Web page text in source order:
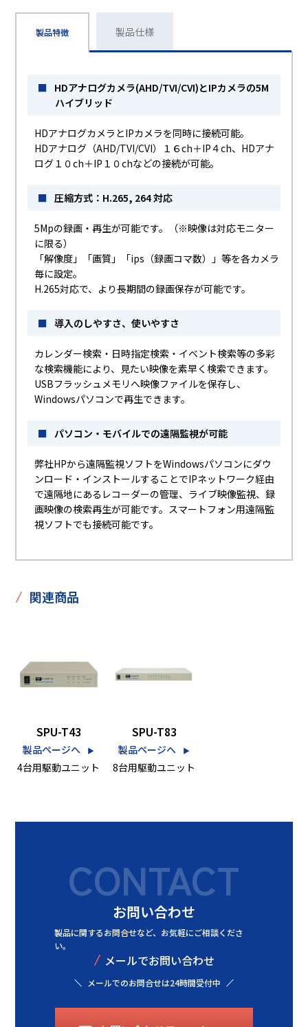
製品特徴 製品仕様
■ HDアナログカメラ(AHD/TVI/CVI)とIPカメラの5M
ハイブリッド
HDアナログカメラとIPカメラを同時に接続可能。
HDアナログ（AHD/TVI/CVI）１６ch＋IP４ch、HDアナ
ログ１０ch＋IP１０chなどの接続が可能。
■ 圧縮方式：H.265, 264 対応
5Mpの録画・再生が可能です。（※映像は対応モニター
に限る）
「解像度」「画質」「ips（録画コマ数）」等を各カメラ
毎に設定。
H.265対応で、より長期間の録画保存が可能です。
■ 導入のしやすさ、使いやすさ
カレンダー検索・日時指定検索・イベント検索等の多彩
な検索機能により、見たい映像を素早く検索できます。
USBフラッシュメモリへ映像ファイルを保存し、
Windowsパソコンで再生できます。
■ パソコン・モバイルでの遠隔監視が可能
弊社HPから遠隔監視ソフトをWindowsパソコンにダウ
ンロード・インストールすることでIPネットワーク経由
で遠隔地にあるレコーダーの管理、ライブ映像監視、録
画映像の検索再生が可能です。スマートフォン用遠隔監
視ソフトでも接続可能です。
/ 関連商品
SPU-T43
製品ページへ ▶︎
4台用駆動ユニット
SPU-T83
製品ページへ ▶︎
8台用駆動ユニット
CONTACT
お問い合わせ
製品に関するお問合せなど、 お気軽にご相談くださ
い。
/ メールでお問い合わせ
メールでのお問合せは24時間受付中